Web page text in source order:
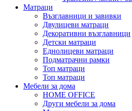
Матраци
Възглавници и завивки
Двулицеви матраци
Декоративни възглавници
Детски матраци
Еднолицеви матраци
Подматрачни рамки
Топ матраци
Топ матраци
Мебели за дома
HOME OFFICE
Други мебели за дома